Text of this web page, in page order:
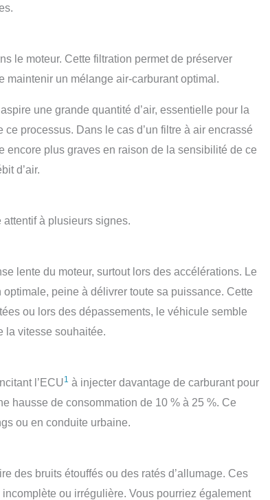
le moteur. Cette filtration permet de préserver
maintenir un mélange air-carburant optimal.
une grande quantité d’air, essentielle pour la
processus. Dans le cas d’un filtre à air encrassé
encore plus graves en raison de la sensibilité de ce
d’air.
attentif à plusieurs signes.
lente du moteur, surtout lors des accélérations. Le
peine à délivrer toute sa puissance. Cette
ou lors des dépassements, le véhicule semble
la vitesse souhaitée.
l’ECU1 à injecter davantage de carburant pour
hausse de consommation de 10 % à 25 %. Ce
ou en conduite urbaine.
des bruits étouffés ou des ratés d’allumage. Ces
ou irrégulière. Vous pourriez également